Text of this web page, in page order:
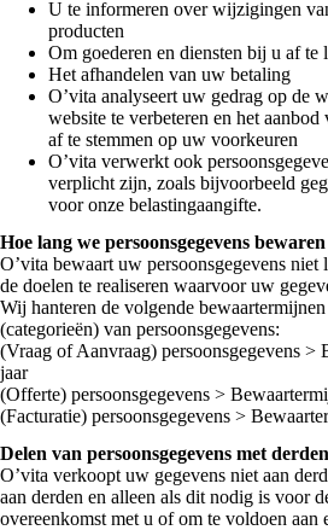
U te informeren over wijzigingen
producten
Om goederen en diensten bij u af te
Het afhandelen van uw betaling
O’vita analyseert uw gedrag op de
website te verbeteren en het
af te stemmen op uw voorkeuren
O’vita verwerkt ook
verplicht zijn, zoals bijvoorbeeld
voor onze belastingaangifte.
Hoe lang we persoonsgegevens bewaren
O’vita bewaart uw persoonsgegevens
de doelen te realiseren waarvoor uw
Wij hanteren de volgende
(categorieën) van persoonsgegevens:
(Vraag of Aanvraag) persoonsgegevens >
jaar
(Offerte) persoonsgegevens >
(Facturatie) persoonsgegevens >
Delen van persoonsgegevens met derden
O’vita verkoopt uw gegevens niet aan
aan derden en alleen als dit nodig is voor
overeenkomst met u of om te voldoen